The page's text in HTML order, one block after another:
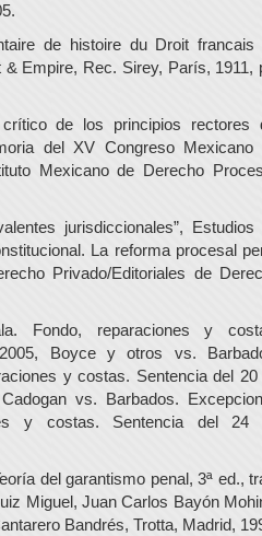
de histoire du Droit francais
Empire, Rec. Sirey, París, 1911,
de los principios rectores
del XV Congreso Mexicano
Mexicano de Derecho
jurisdiccionales”, Estudios
La reforma procesal
Privado/Editoriales de
Fondo, reparaciones y
Boyce y otros vs.
y costas. Sentencia del 20
vs. Barbados.
y costas. Sentencia del 24
del garantismo penal, 3ª ed.,
Miguel, Juan Carlos Bayón
Bandrés, Trotta, Madrid,